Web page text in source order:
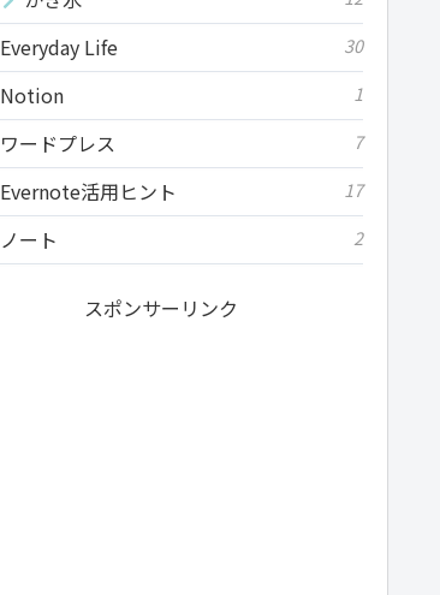
Everyday Life 30
Notion 1
ワードプレス 7
Evernote活用ヒント 17
ノート 2
スポンサーリンク